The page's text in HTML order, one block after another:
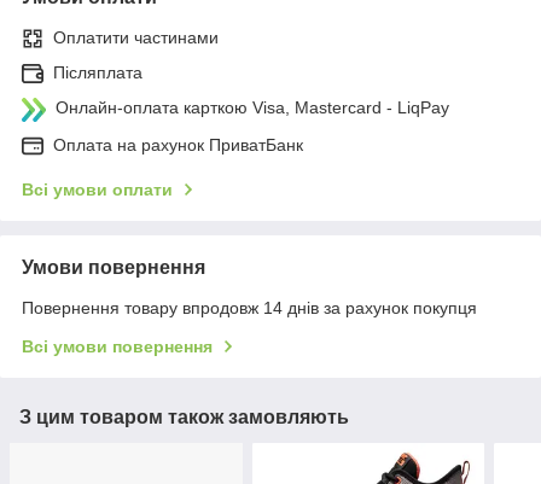
Оплатити частинами
Післяплата
Онлайн-оплата карткою Visa, Mastercard - LiqPay
Оплата на рахунок ПриватБанк
Всі умови оплати
Умови повернення
Повернення товару впродовж 14 днів за рахунок покупця
Всі умови повернення
З цим товаром також замовляють